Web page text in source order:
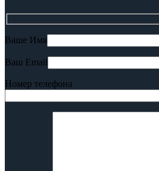
Ваше Имя
Ваш Email
Номер телефона